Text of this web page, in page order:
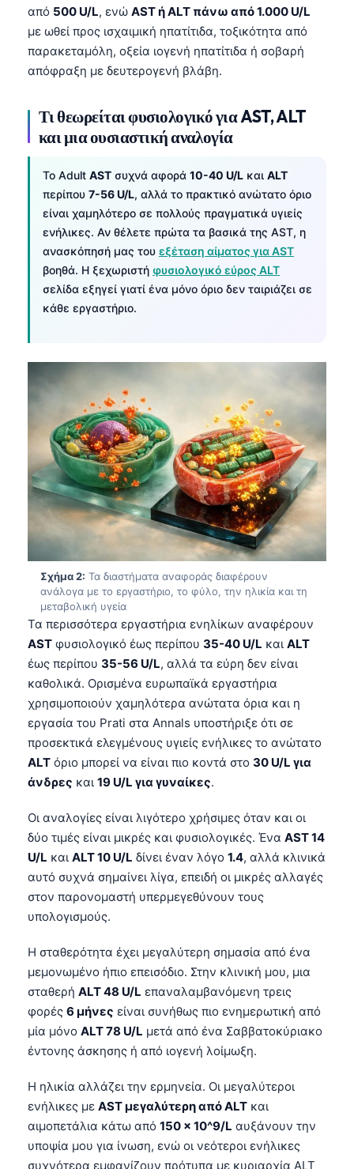
από 500 U/L, ενώ AST ή ALT πάνω από 1.000 U/L
με ωθεί προς ισχαιμική ηπατίτιδα, τοξικότητα από
παρακεταμόλη, οξεία ιογενή ηπατίτιδα ή σοβαρή
απόφραξη με δευτερογενή βλάβη.
Τι θεωρείται φυσιολογικό για AST, ALT
και μια ουσιαστική αναλογία
Το Adult AST συχνά αφορά 10-40 U/L και ALT
περίπου 7-56 U/L, αλλά το πρακτικό ανώτατο όριο
είναι χαμηλότερο σε πολλούς πραγματικά υγιείς
ενήλικες. Αν θέλετε πρώτα τα βασικά της AST, η
ανασκόπησή μας του εξέταση αίματος για AST
βοηθά. Η ξεχωριστή φυσιολογικό εύρος ALT
σελίδα εξηγεί γιατί ένα μόνο όριο δεν ταιριάζει σε
κάθε εργαστήριο.
Σχήμα 2: Τα διαστήματα αναφοράς διαφέρουν
ανάλογα με το εργαστήριο, το φύλο, την ηλικία και τη
μεταβολική υγεία
Τα περισσότερα εργαστήρια ενηλίκων αναφέρουν
AST φυσιολογικό έως περίπου 35-40 U/L και ALT
έως περίπου 35-56 U/L, αλλά τα εύρη δεν είναι
καθολικά. Ορισμένα ευρωπαϊκά εργαστήρια
χρησιμοποιούν χαμηλότερα ανώτατα όρια και η
εργασία του Prati στα Annals υποστήριξε ότι σε
προσεκτικά ελεγμένους υγιείς ενήλικες το ανώτατο
ALT όριο μπορεί να είναι πιο κοντά στο 30 U/L για
άνδρες και 19 U/L για γυναίκες.
Οι αναλογίες είναι λιγότερο χρήσιμες όταν και οι
δύο τιμές είναι μικρές και φυσιολογικές. Ένα AST 14
U/L και ALT 10 U/L δίνει έναν λόγο 1.4, αλλά κλινικά
αυτό συχνά σημαίνει λίγα, επειδή οι μικρές αλλαγές
στον παρονομαστή υπερμεγεθύνουν τους
υπολογισμούς.
Η σταθερότητα έχει μεγαλύτερη σημασία από ένα
μεμονωμένο ήπιο επεισόδιο. Στην κλινική μου, μια
σταθερή ALT 48 U/L επαναλαμβανόμενη τρεις
φορές 6 μήνες είναι συνήθως πιο ενημερωτική από
μία μόνο ALT 78 U/L μετά από ένα Σαββατοκύριακο
έντονης άσκησης ή από ιογενή λοίμωξη.
Η ηλικία αλλάζει την ερμηνεία. Οι μεγαλύτεροι
ενήλικες με AST μεγαλύτερη από ALT και
αιμοπετάλια κάτω από 150 × 10^9/L αυξάνουν την
υποψία μου για ίνωση, ενώ οι νεότεροι ενήλικες
συχνότερα εμφανίζουν πρότυπα με κυριαρχία ALT